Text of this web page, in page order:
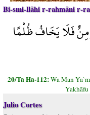
Bi-smi-llāhi r-rahmāni r-
فَلَا يَخَافُ ظُلْمًا
20/Ta Ha-112:Wa Man
Yakhāfu
Julio Cortes